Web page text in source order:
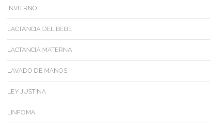
INVIERNO
LACTANCIA DEL BEBE
LACTANCIA MATERNA
LAVADO DE MANOS
LEY JUSTINA
LINFOMA